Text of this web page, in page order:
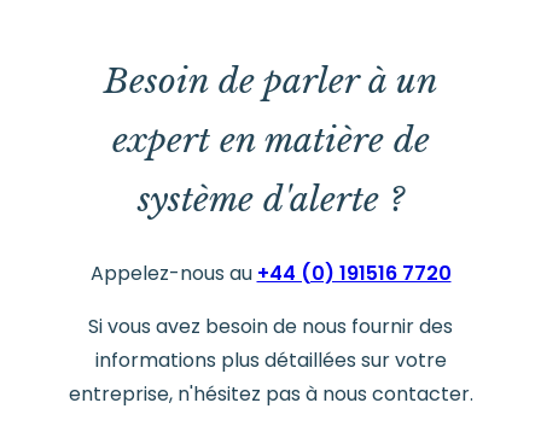
Besoin de parler à un
expert en matière de
système d'alerte ?
Appelez-nous au +44 (0) 191516 7720
Si vous avez besoin de nous fournir des
informations plus détaillées sur votre
entreprise, n'hésitez pas à nous contacter.